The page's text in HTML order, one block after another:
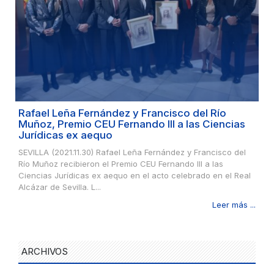
Rafael Leña Fernández y Francisco del Río
Muñoz, Premio CEU Fernando III a las Ciencias
Jurídicas ex aequo
SEVILLA (2021.11.30) Rafael Leña Fernández y Francisco del
Río Muñoz recibieron el Premio CEU Fernando III a las
Ciencias Jurídicas ex aequo en el acto celebrado en el Real
Alcázar de Sevilla. L...
Leer más ...
ARCHIVOS